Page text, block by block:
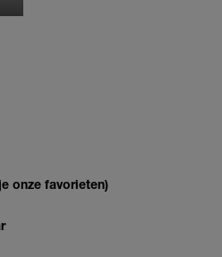
onze favorieten)